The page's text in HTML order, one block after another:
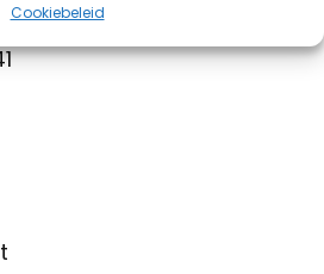
Cookiebeleid